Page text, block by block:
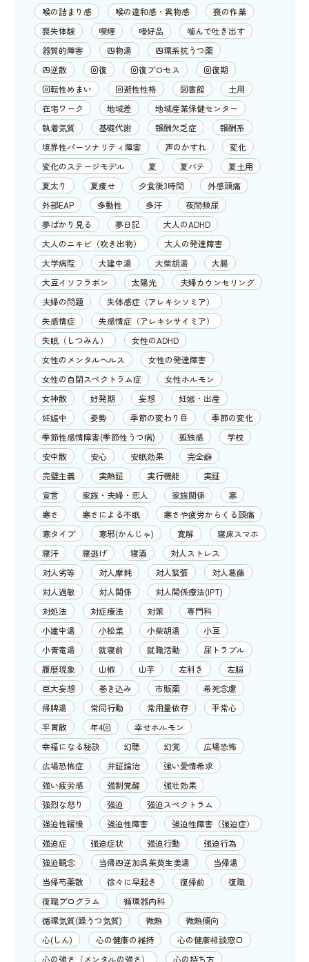
喉の詰まり感
喉の違和感・異物感
喪の作業
喪失体験
喫煙 嗜好品
噛んで吐き出す
器質的障害
四物湯
四環系抗うつ薬
四逆散
回復 回復プロセス
回復期
回転性めまい
回避性性格 図書館
土用
在宅ワーク
地域差
地域産業保健センター
執着気質
基礎代謝 報酬欠乏症
報酬系
境界性パーソナリティ障害
声のかすれ
変化
変化のステージモデル
夏 夏バテ
夏土用
夏太り
夏痩せ 夕食後3時間
外感頭痛
外部EAP
多動性 多汗
夜間頻尿
夢ばかり見る
夢日記
大人のADHD
大人のニキビ（吹き出物）
大人の発達障害
大学病院
大建中湯 大柴胡湯
大腸
大豆イソフラボン
太陽光
夫婦カウンセリング
夫婦の問題
失体感症（アレキシソミア）
失感情症
失感情症（アレキシサイミア）
失眠（しつみん）
女性のADHD
女性のメンタルヘルス
女性の発達障害
女性の自閉スペクトラム症
女性ホルモン
女神散
好発期 妄想
妊娠・出産
妊娠中
姿勢 季節の変わり目
季節の変化
季節性感情障害(季節性うつ病)
孤独感
学校
安中散
安心 安眠効果
完全癖
完璧主義
実熱証 実行機能
実証
宣言
家族・夫婦・恋人 家族関係
寒
寒さ
寒さによる不眠
寒さや疲労からくる頭痛
寒タイプ
寒邪(かんじゃ) 寛解
寝床スマホ
寝汗
寝逃げ 寝酒
対人ストレス
対人劣等
対人摩耗 対人緊張
対人葛藤
対人過敏
対人関係
対人関係療法(IPT)
対処法
対症療法 対策
専門科
小建中湯
小松菜 小柴胡湯
小豆
小青竜湯
就寝前 就職活動
尿トラブル
履歴現象
山椒 山芋 左利き
左脳
巨大妄想
巻き込み 市販薬
希死念慮
帰脾湯
常同行動 常用量依存
平常心
平胃散
年4回
幸せホルモン
幸福になる秘訣
幻聴 幻覚
広場恐怖
広場恐怖症
弁証論治
強い愛情希求
強い疲労感
強制覚醒
強壮効果
強烈な怒り
強迫
強迫スペクトラム
強迫性緩慢
強迫性障害
強迫性障害（強迫症）
強迫症
強迫症状 強迫行動
強迫行為
強迫観念
当帰四逆加呉茱萸生姜湯
当帰湯
当帰芍薬散
徐々に早起き 復帰前
復職
復職プログラム
循環器内科
循環気質(躁うつ気質)
微熱
微熱傾向
心(しん)
心の健康の維持
心の健康相談窓口
心の強さ（メンタルの強さ）
心の持ち方